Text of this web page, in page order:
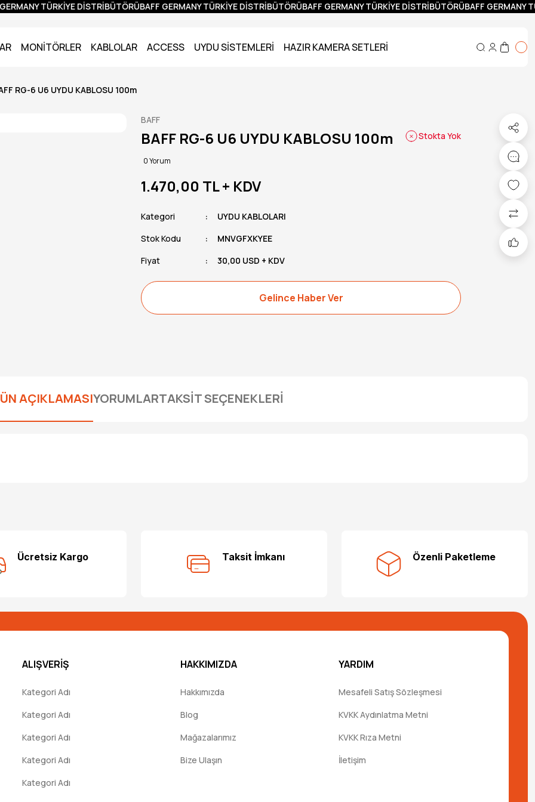
TÜRKİYE DİSTRİBÜTÖRÜBAFF GERMANY TÜRKİYE DİSTRİBÜTÖRÜBAFF GERMANY TÜRKİYE DİSTRİBÜTÖRÜBAFF GERMANY
MONİTÖRLER KABLOLAR ACCESS UYDU SİSTEMLERİ HAZIR KAMERA SETLERİ
RG-6 U6 UYDU KABLOSU 100m
BAFF
BAFF RG-6 U6 UYDU KABLOSU 100m
0 Yorum
Stokta Yok
1.470,00 TL+ KDV
Kategori
UYDU KABLOLARI
Stok Kodu
MNVGFXKYEE
Fiyat
30,00 USD + KDV
Gelince Haber Ver
AÇIKLAMASIYORUMLARTAKSİT SEÇENEKLERİ
Ücretsiz Kargo Taksit İmkanı Özenli Paketleme
ALIŞVERİŞ
Kategori Adı
Kategori Adı
Kategori Adı
Kategori Adı
Kategori Adı
HAKKIMIZDA
Hakkımızda
Blog
Mağazalarımız
Bize Ulaşın
YARDIM
Mesafeli Satış Sözleşmesi
KVKK Aydınlatma Metni
KVKK Rıza Metni
İletişim